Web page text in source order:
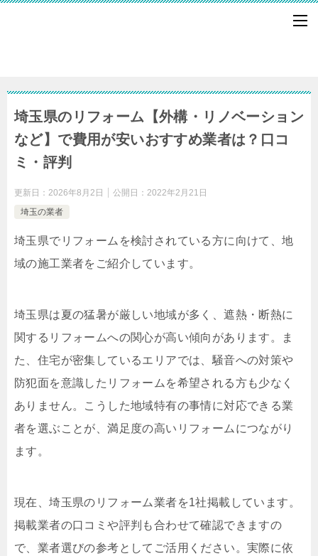
埼玉県のリフォーム【外構・リノベーション
など】で費用が安いおすすめ業者は？口コ
ミ・評判
更新日： 2026年8月2日 公開日： 2022年2月21日
埼玉の業者
埼玉県でリフォームを検討されている方に向けて、地
域の施工業者をご紹介しています。
埼玉県は夏の猛暑が厳しい地域が多く、遮熱・断熱に
関するリフォームへの関心が高い傾向があります。ま
た、住宅が密集しているエリアでは、騒音への対策や
防犯面を意識したリフォームを希望される方も少なく
ありません。こうした地域特有の事情に対応できる業
者を選ぶことが、満足度の高いリフォームにつながり
ます。
現在、埼玉県のリフォーム業者を1社掲載しています。
掲載業者の口コミや評判も合わせて確認できますの
で、業者選びの参考としてご活用ください。実際に依